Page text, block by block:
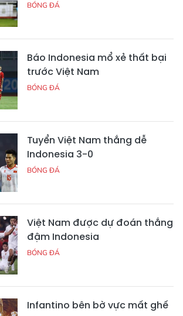
BÓNG ĐÁ
Báo Indonesia mổ xẻ thất bại
trước Việt Nam
BÓNG ĐÁ
Tuyển Việt Nam thắng dễ
Indonesia 3-0
BÓNG ĐÁ
Việt Nam được dự đoán thắng
đậm Indonesia
BÓNG ĐÁ
Infantino bên bờ vực mất ghế